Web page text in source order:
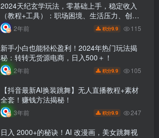
2024天纪玄学玩法，零基础上手，稳定收入
（教程+工具）：职场困境、生活压力、创业
迷茫一步解决！
2年前 积分9.9 115
新手小白也能轻松盈利！2024年热门玩法揭
秘：转转无货源电商，日入500＋！
2年前 积分9.9 105
【抖音最新AI换装跳舞】无人直播教程+素材
全套！赚钱方法揭秘！
3年前 积分9.9 247
日入 2000+的秘诀！AI 改漫画，美女跳舞视